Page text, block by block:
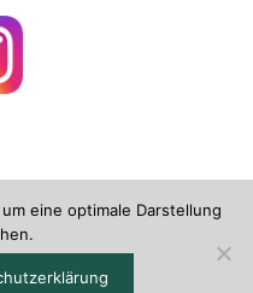
eine optimale Darstellung